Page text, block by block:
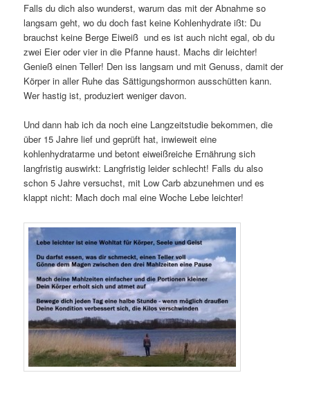
Falls du dich also wunderst, warum das mit der Abnahme so
langsam geht, wo du doch fast keine Kohlenhydrate ißt: Du
brauchst keine Berge Eiweiß und es ist auch nicht egal, ob du
zwei Eier oder vier in die Pfanne haust. Machs dir leichter!
Genieß einen Teller! Den iss langsam und mit Genuss, damit der
Körper in aller Ruhe das Sättigungshormon ausschütten kann.
Wer hastig ist, produziert weniger davon.
Und dann hab ich da noch eine Langzeitstudie bekommen, die
über 15 Jahre lief und geprüft hat, inwieweit eine
kohlenhydratarme und betont eiweißreiche Ernährung sich
langfristig auswirkt: Langfristig leider schlecht! Falls du also
schon 5 Jahre versuchst, mit Low Carb abzunehmen und es
klappt nicht: Mach doch mal eine Woche Lebe leichter!